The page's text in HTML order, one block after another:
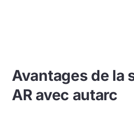
Avantages de la
AR avec autarc